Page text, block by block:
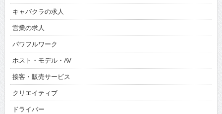
キャバクラの求人
営業の求人
パワフルワーク
ホスト・モデル・AV
接客・販売サービス
クリエイティブ
ドライバー